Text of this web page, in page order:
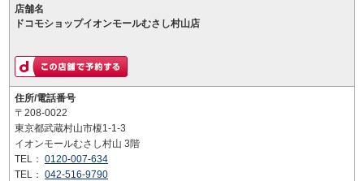
店舗名
ドコモショップイオンモールむさし村山店
住所/電話番号
〒208-0022
東京都武蔵村山市榎1-1-3
イオンモールむさし村山 3階
TEL： 0120-007-634
TEL： 042-516-9790